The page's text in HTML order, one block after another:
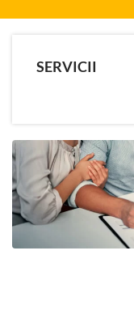
SERVICII